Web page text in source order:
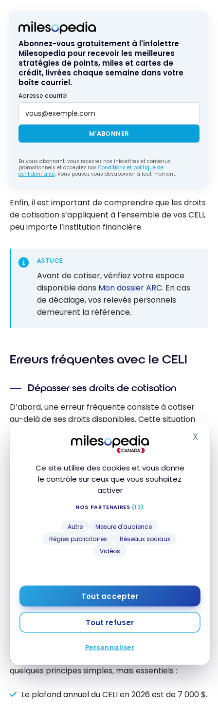
Ce site utilise des cookies et vous donne
le contrôle sur ceux que vous souhaitez
activer
NOS PARTENAIRES (13)
Autre
Mesure d'audience
Régies publicitaires
Réseaux sociaux
Vidéos
Tout accepter
Tout refuser
Personnaliser
X
Abonnez-vous gratuitement à l'infolettre
Milesopedia pour recevoir les meilleures
stratégies de points, miles et cartes de
crédit, livrées chaque semaine dans votre
boîte courriel.
Adresse courriel
M'ABONNER
En vous abonnant, vous recevrez nos infolettres et contenus
promotionnels et acceptez nos Conditions et politique de
confidentialité. Vous pouvez vous désabonner à tout moment.
Enfin, il est important de comprendre que les droits
de cotisation s’appliquent à l’ensemble de vos CELI,
peu importe l’institution financière.
ASTUCE
Avant de cotiser, vérifiez votre espace
disponible dans Mon dossier ARC. En cas
de décalage, vos relevés personnels
demeurent la référence.
Erreurs fréquentes avec le CELI
Dépasser ses droits de cotisation
D’abord, une erreur fréquente consiste à cotiser
au-delà de ses droits disponibles. Cette situation
montant excédentaire.
Cotiser trop tôt après un retrait
Ensuite, plusieurs personnes effectuent une
nouvelle cotisation trop tôt après un retrait. Or, les
du 1er janvier suivant.
institutions financières complique le suivi des
cotisations et augmente le risque d’erreur.
À retenir
Les
quelques principes simples, mais essentiels :
Le plafond annuel du CELI en 2026 est de 7 000 $.